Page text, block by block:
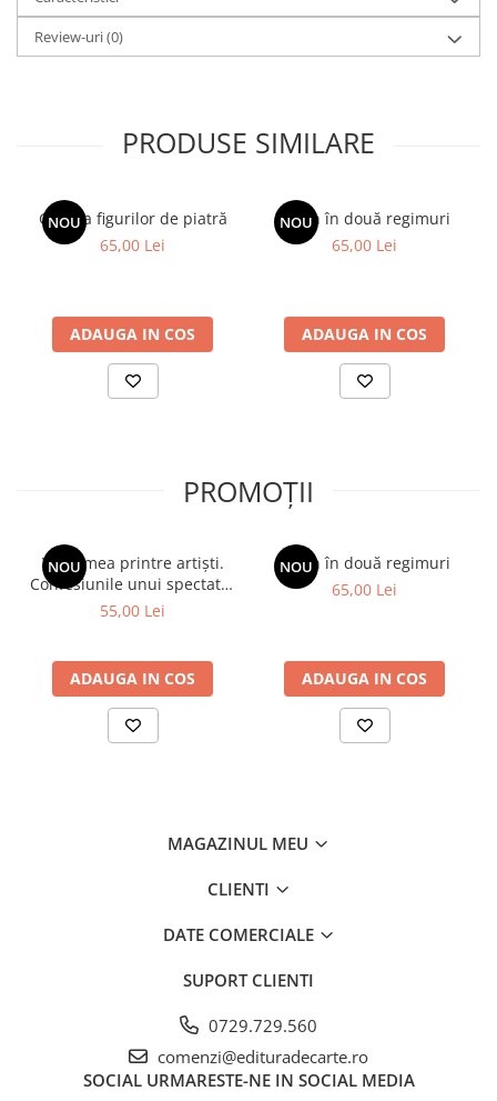
vorbim practic de un mozaic cultural și identitar, cu geți, goți,
slavi, straromani și, in cele din urma, creștini pe teritoriul vechii
Dacii.
creștinismului autohton, ajungand pana la Mitropolitul Visarion
Review-uri(0)
PRODUSE SIMILARE
NOU
Galeria figurilor de piatră
65,00 Lei
ADAUGA IN COS
NOU
Spion în două regimuri
65,00 Lei
ADAUGA IN COS
PROMOȚII
NOU
Viața mea printre artiști.
Confesiunile unui spectator
fidel
55,00 Lei
ADAUGA IN COS
NOU
Spion în două regimuri
65,00 Lei
ADAUGA IN COS
MAGAZINUL MEU
CLIENTI
DATE COMERCIALE
SUPORT CLIENTI
0729.729.560
comenzi@edituradecarte.ro
SOCIAL URMARESTE-NE IN SOCIAL MEDIA